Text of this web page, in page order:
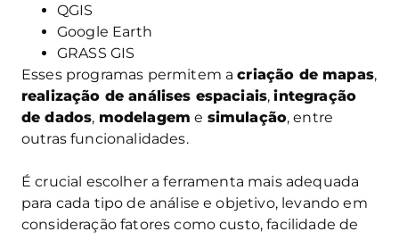
QGIS
Google Earth
GRASS GIS
Esses programas permitem acriação de mapas,
realização de análises espaciais,integração
de dados, modelagem e simulação, entre
outras funcionalidades.
É crucial escolher a ferramenta mais adequada
para cada tipo de análise e objetivo, levando em
consideração fatores como custo, facilidade de